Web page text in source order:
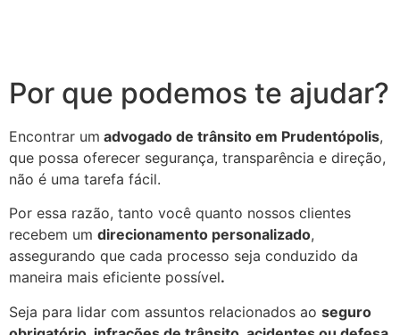
Por que podemos te ajudar?
Encontrar um advogado de trânsito em Prudentópolis,
que possa oferecer segurança, transparência e direção,
não é uma tarefa fácil.
Por essa razão, tanto você quanto nossos clientes
recebem um direcionamento personalizado,
assegurando que cada processo seja conduzido da
maneira mais eficiente possível.
Seja para lidar com assuntos relacionados ao seguro